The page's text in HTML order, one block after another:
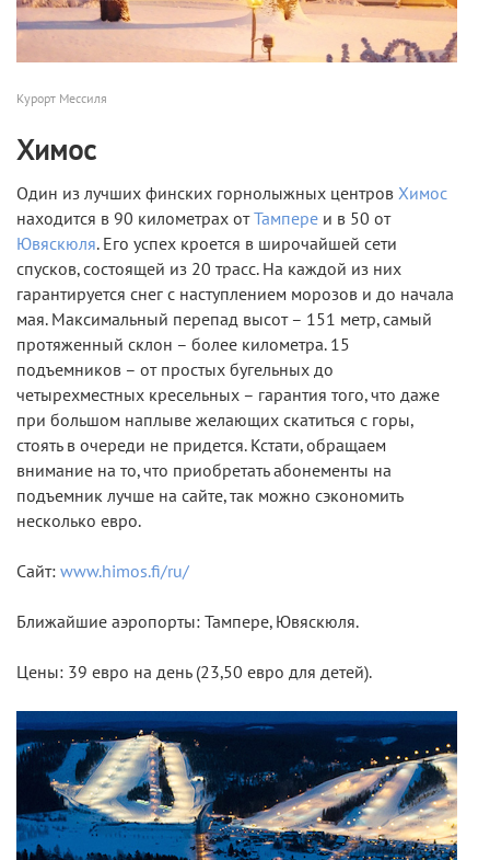
Курорт Мессиля
Химос
Один из лучших финских горнолыжных центров Химос
находится в 90 километрах отТампере и в 50 от
Ювяскюля. Его успех кроется в широчайшей сети
спусков, состоящей из 20 трасс. На каждой из них
гарантируется снег с наступлением морозов и до начала
мая. Максимальный перепад высот – 151 метр, самый
протяженный склон – более километра. 15
подъемников – от простых бугельных до
четырехместных кресельных – гарантия того, что даже
при большом наплыве желающих скатиться с горы,
стоять в очереди не придется. Кстати, обращаем
внимание на то, что приобретать абонементы на
подъемник лучше на сайте, так можно сэкономить
несколько евро.
Сайт: www.himos.fi/ru/
Ближайшие аэропорты: Тампере, Ювяскюля.
Цены: 39 евро на день (23,50 евро для детей).